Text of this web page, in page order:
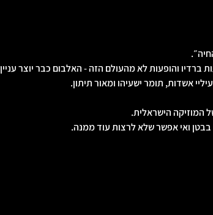
והופעות לא מהעולם הזה - האלבום כבר יוצר עניין
אשדות, תומר ישעיהו ומאור תיתון.
המוזיקה הישראלית.
ואי אפשר שלא לרצות עוד ממנה.